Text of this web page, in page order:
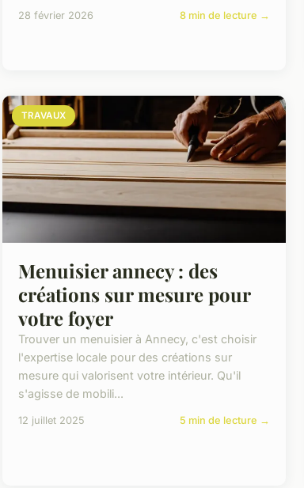
28 février 2026 8 min de lecture →
TRAVAUX
Menuisier annecy : des
créations sur mesure pour
votre foyer
Trouver un menuisier à Annecy, c'est choisir
l'expertise locale pour des créations sur
mesure qui valorisent votre intérieur. Qu'il
s'agisse de mobili...
12 juillet 2025 5 min de lecture →